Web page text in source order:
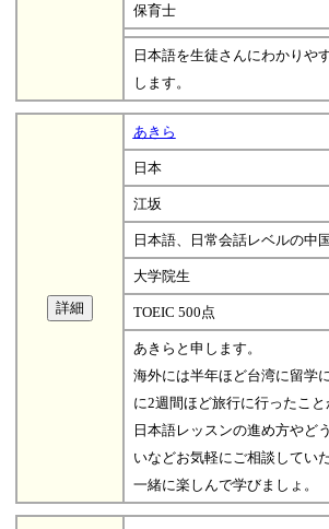
保育士
日本語を生徒さんにわかりや
します。
あきら
日本
江坂
日本語、日常会話レベルの中
大学院生
TOEIC 500点
あきらと申します。
海外には半年ほど台湾に留学
に2週間ほど旅行に行ったこと
日本語レッスンの進め方やど
いなどお気軽にご相談してい
一緒に楽しんで学びましょ。